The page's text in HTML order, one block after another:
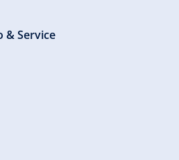
& Service